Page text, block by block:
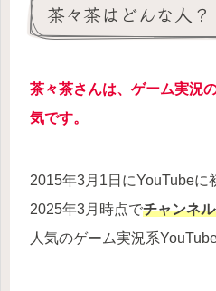
茶々茶はどんな人？
茶々茶さんは、ゲーム実況
気です。
2015年3月1日にYouTubeに
2025年3月時点でチャンネ
人気のゲーム実況系